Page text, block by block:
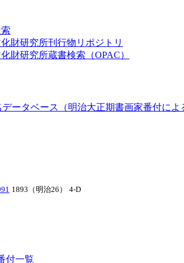
財研究所刊行物リポジトリ
財研究所蔵書検索（OPAC）
ータベース（明治大正期書画家番付によ
1893（明治26） 4-D
付一覧